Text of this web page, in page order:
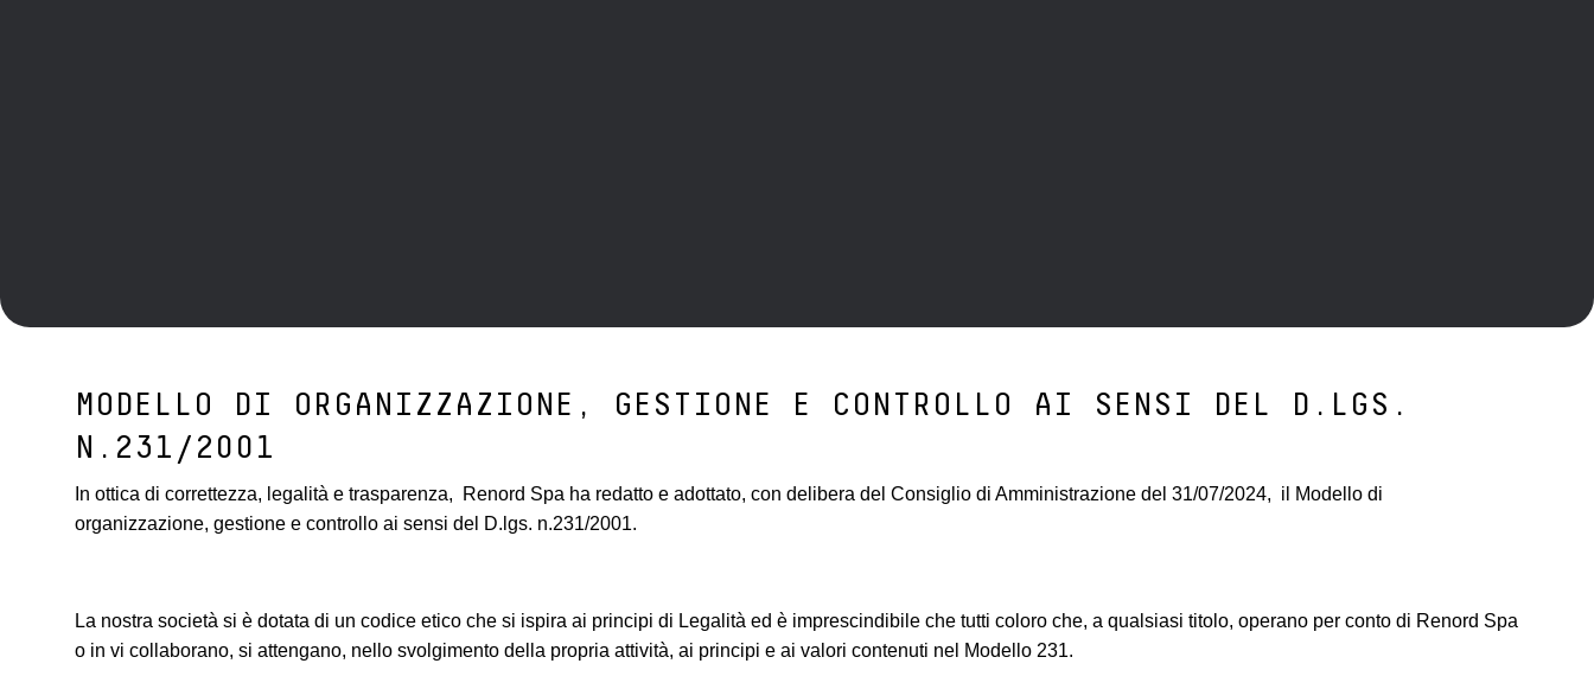
MODELLO DI ORGANIZZAZIONE, GESTIONE E CONTROLLO AI SENSI DEL D.LGS.
N.231/2001
In ottica di correttezza, legalità e trasparenza, Renord Spa ha redatto e adottato, con delibera del Consiglio di Amministrazione del 31/07/2024, il Modello di
organizzazione, gestione e controllo ai sensi del D.lgs. n.231/2001.
La nostra società si è dotata di un codice etico che si ispira ai principi di Legalità ed è imprescindibile che tutti coloro che, a qualsiasi titolo, operano per conto di Renord Spa
o in vi collaborano, si attengano, nello svolgimento della propria attività, ai principi e ai valori contenuti nel Modello 231.